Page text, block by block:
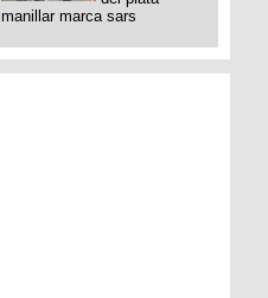
manillar marca sars